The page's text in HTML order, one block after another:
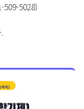
5028)